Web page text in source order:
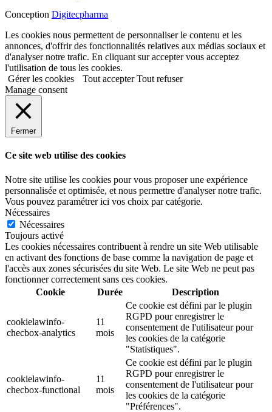
Conception Digitecpharma
Les cookies nous permettent de personnaliser le contenu et les
annonces, d'offrir des fonctionnalités relatives aux médias sociaux et
d'analyser notre trafic. En cliquant sur accepter vous acceptez
l'utilisation de tous les cookies.
Gérer les cookies
Tout accepterTout refuser
Manage consent
Fermer
Ce site web utilise des cookies
Notre site utilise les cookies pour vous proposer une expérience
personnalisée et optimisée, et nous permettre d'analyser notre trafic.
Vous pouvez paramétrer ici vos choix par catégorie.
Nécessaires
Nécessaires
Toujours activé
Les cookies nécessaires contribuent à rendre un site Web utilisable
en activant des fonctions de base comme la navigation de page et
l'accès aux zones sécurisées du site Web. Le site Web ne peut pas
fonctionner correctement sans ces cookies.
Cookie
Durée Description
cookielawinfo-
checbox-analytics
11
mois
Ce cookie est défini par le plugin
RGPD pour enregistrer le
consentement de l'utilisateur pour
les cookies de la catégorie
"Statistiques".
cookielawinfo-
checbox-functional
11
mois
Ce cookie est défini par le plugin
RGPD pour enregistrer le
consentement de l'utilisateur pour
les cookies de la catégorie
"Préférences".